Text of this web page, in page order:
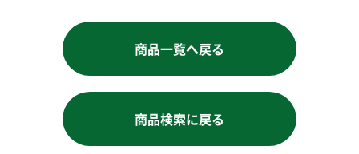
商品一覧へ戻る
商品検索に戻る